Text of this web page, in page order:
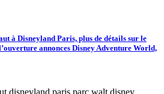
à Disneyland Paris, plus de détails sur le
annonces Disney Adventure World,